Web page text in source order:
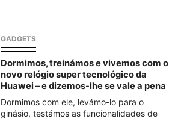
GADGETS
Dormimos, treinámos e vivemos com o
novo relógio super tecnológico da
Huawei – e dizemos-lhe se vale a pena
Dormimos com ele, levámo-lo para o
ginásio, testámos as funcionalidades de